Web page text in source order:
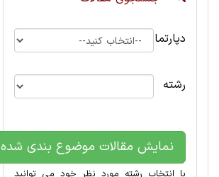
دپارتمان
رشته
نمایش مقالات موضوع بندی شده
با انتخاب رشته مورد نظر خود می توانید